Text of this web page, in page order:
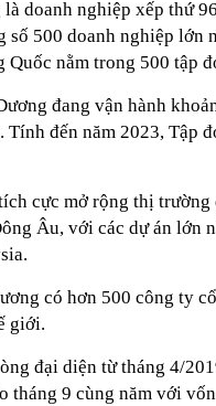
doanh nghiệp xếp thứ
số 500 doanh nghiệp lớn
Quốc nằm trong 500 tập
đang vận hành
đến năm 2023, Tập
cực mở rộng thị
Âu, với các dự án lớn
có hơn 500 công ty
giới.
đại diện từ tháng 4/
tháng 9 cùng năm với